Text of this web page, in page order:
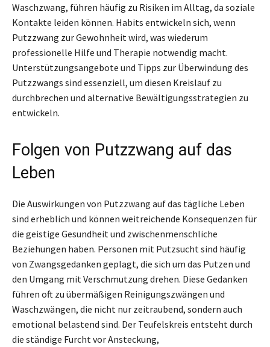
Waschzwang, führen häufig zu Risiken im Alltag, da soziale
Kontakte leiden können. Habits entwickeln sich, wenn
Putzzwang zur Gewohnheit wird, was wiederum
professionelle Hilfe und Therapie notwendig macht.
Unterstützungsangebote und Tipps zur Überwindung des
Putzzwangs sind essenziell, um diesen Kreislauf zu
durchbrechen und alternative Bewältigungsstrategien zu
entwickeln.
Folgen von Putzzwang auf das
Leben
Die Auswirkungen von Putzzwang auf das tägliche Leben
sind erheblich und können weitreichende Konsequenzen für
die geistige Gesundheit und zwischenmenschliche
Beziehungen haben. Personen mit Putzsucht sind häufig
von Zwangsgedanken geplagt, die sich um das Putzen und
den Umgang mit Verschmutzung drehen. Diese Gedanken
führen oft zu übermäßigen Reinigungszwängen und
Waschzwängen, die nicht nur zeitraubend, sondern auch
emotional belastend sind. Der Teufelskreis entsteht durch
die ständige Furcht vor Ansteckung,